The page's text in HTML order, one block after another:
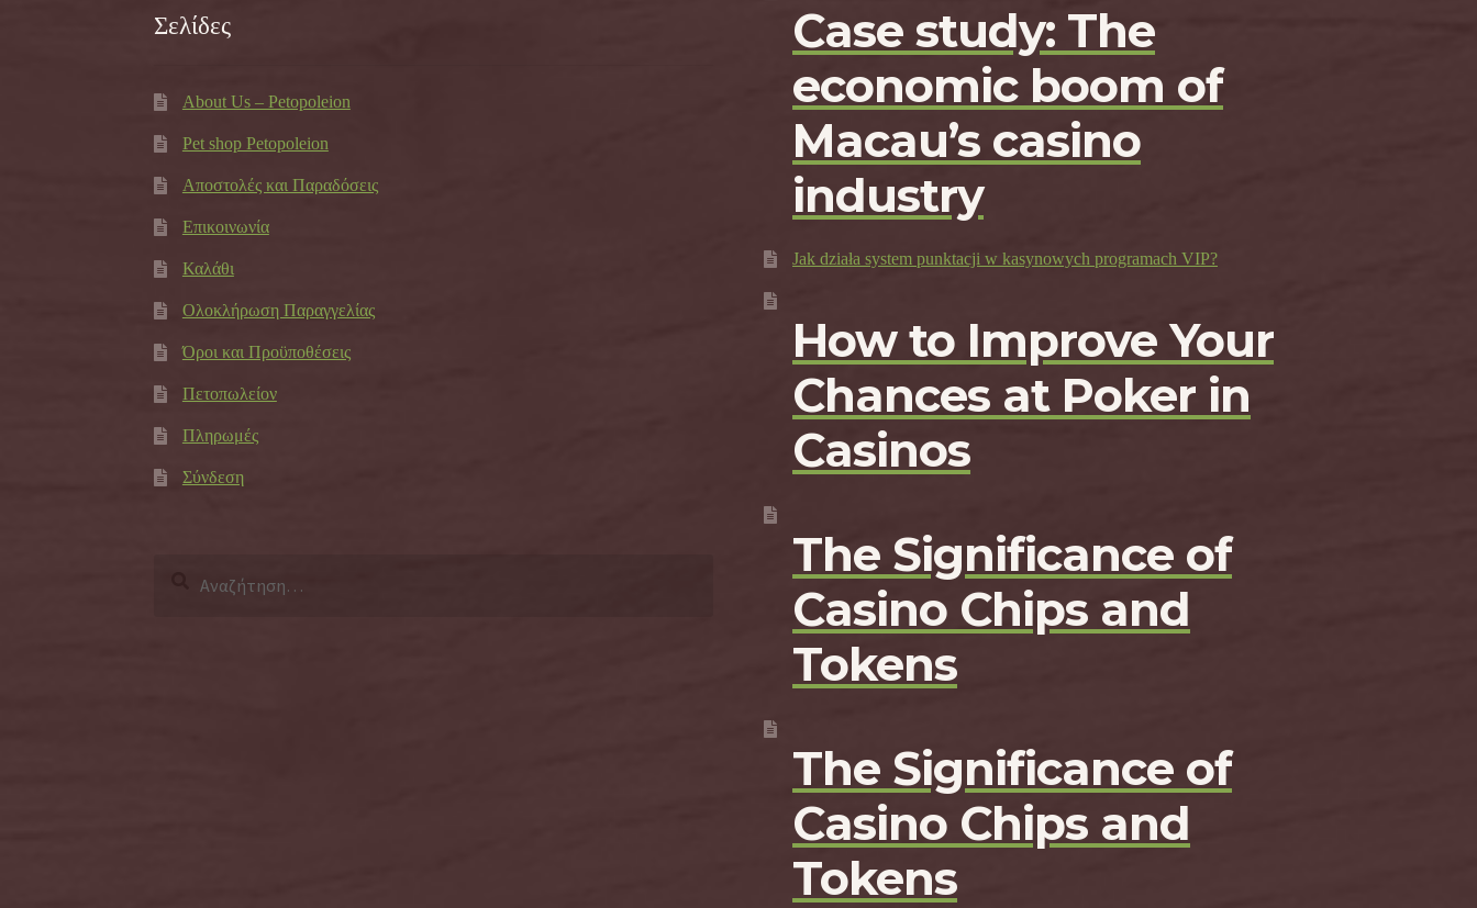
Σελίδες
About Us – Petopoleion
Pet shop Petopoleion
Αποστολές και Παραδόσεις
Επικοινωνία
Καλάθι
Ολοκλήρωση Παραγγελίας
Όροι και Προϋποθέσεις
Πετοπωλείον
Πληρωμές
Σύνδεση
Case study: The
economic boom of
Macau’s casino
industry
Jak działa system punktacji w kasynowych programach VIP?
How to Improve Your
Chances at Poker in
Casinos
The Significance of
Casino Chips and
Tokens
The Significance of
Casino Chips and
Tokens